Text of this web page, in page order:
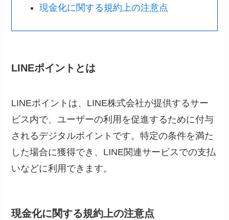
現金化に関する規約上の注意点
LINEポイントとは
LINEポイントは、LINE株式会社が提供するサー
ビス内で、ユーザーの利用を促進するために付与
されるデジタルポイントです。特定の条件を満た
した場合に獲得でき、LINE関連サービスでの支払
いなどに利用できます。
現金化に関する規約上の注意点